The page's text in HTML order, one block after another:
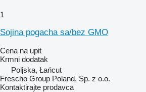
1
Soјina pogacha sa/bez GMO
Cena na upit
Krmni dodatak
Poljska, Łańcut
Frescho Group Poland, Sp. z o.o.
Kontaktirajte prodavca